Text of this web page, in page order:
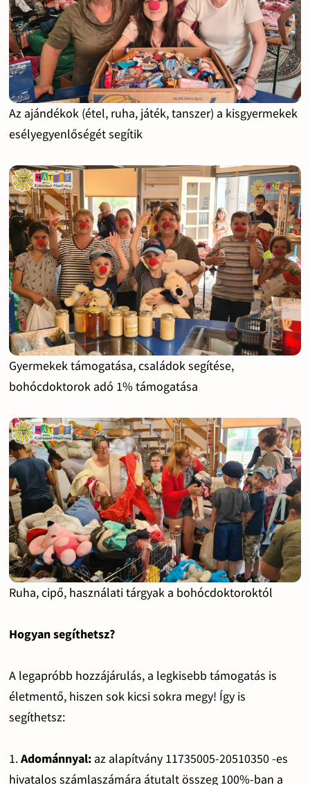
Az ajándékok (étel, ruha, játék, tanszer) a kisgyermekek
esélyegyenlőségét segítik
Gyermekek támogatása, családok segítése,
bohócdoktorok adó 1% támogatása
Ruha, cipő, használati tárgyak a bohócdoktoroktól
Hogyan segíthetsz?
A legapróbb hozzájárulás, a legkisebb támogatás is
életmentő, hiszen sok kicsi sokra megy! Így is
segíthetsz:
1.Adománnyal: az alapítvány 11735005-20510350 -es
hivatalos számlaszámára átutalt összeg 100%-ban a